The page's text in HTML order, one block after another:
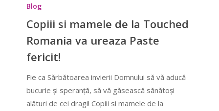
mamele
Touched
Blog
Copiii si mamele de la Touched
Romania va ureaza Paste
fericit!
Fie ca Sărbătoarea invierii Domnului să vă aducă
bucurie și speranță, să vă găsească sănătoși
alături de cei dragi! Copiii si mamele de la